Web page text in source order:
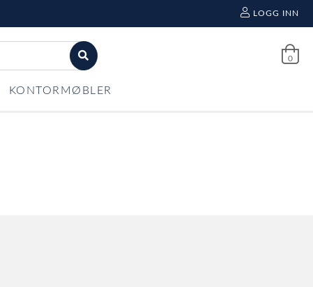
LOGG INN
0
KONTORMØBLER